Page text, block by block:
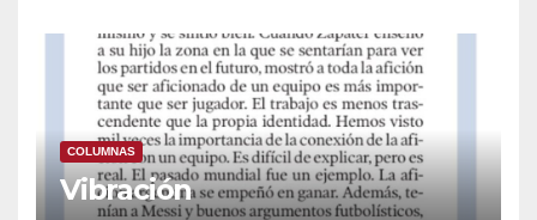
COLUMNAS
Vibración